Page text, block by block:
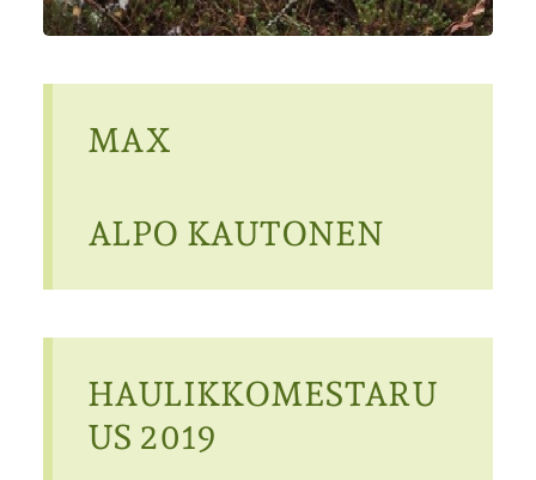
MAX
ALPO KAUTONEN
HAULIKKOMESTARU
US 2019